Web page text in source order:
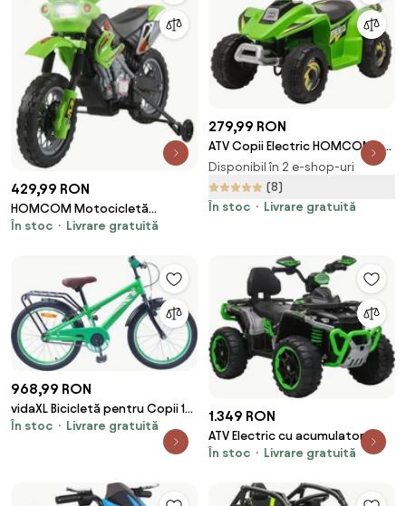
Lumini LED,
429,99 RON
HOMCOM Motocicletă
Electrică pentru Copii cu Role,
În stoc Livrare gratuită
279,99 RON
ATV Copii Electric HOMCOM cu
Baterie Incarcabila 6V, Viteza
2,8-4,6km/h, Varsta 3-5 Ani,
72x40x45,5cm, Verde | Aosom
Disponibil în 2 e-shop-uri
(8)
În stoc
Livrare gratuită
968,99 RON
vidaXL Bicicletă pentru Copii 18
Inci pentru 5-7 ani Verde
În stoc Livrare gratuită
1.349 RON
ATV Electric cu acumulator
pentru copii NOVOKIDS™
si lumini, Lungime 113 cm, 3-8 ani
În stoc Livrare gratuită